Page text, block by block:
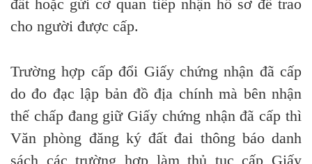
đất hoặc gửi cơ quan tiếp nhận hồ sơ đểtrao
cho người được cấp.
Trường hợp cấp đổi Giấy chứng nhận đã cấp
do đo đạc lập bản đồ địa chính mà bên nhận
thế chấp đang giữ Giấy chứng nhậnđã cấp thì
Văn phòng đăng ký đất đai thông báo danh
sách các trường hợp làm thủ tục cấp Giấy